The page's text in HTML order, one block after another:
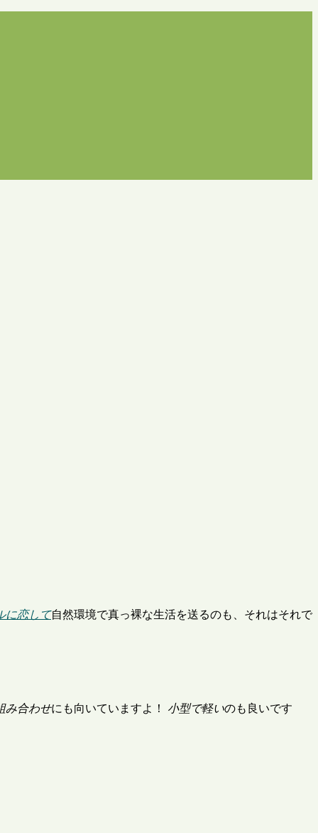
に恋して自然環境で真っ裸な生活を送るのも、それはそれで
み合わせにも向いていますよ！ 小型で軽いのも良いです